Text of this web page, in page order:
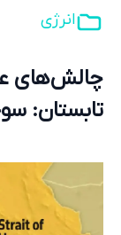
انرژی
چالش‌های
تابستان: